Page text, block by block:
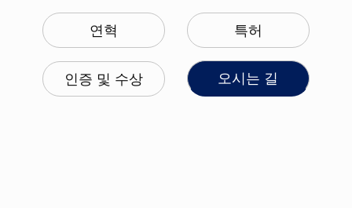
연혁 특허
인증 및 수상 오시는 길